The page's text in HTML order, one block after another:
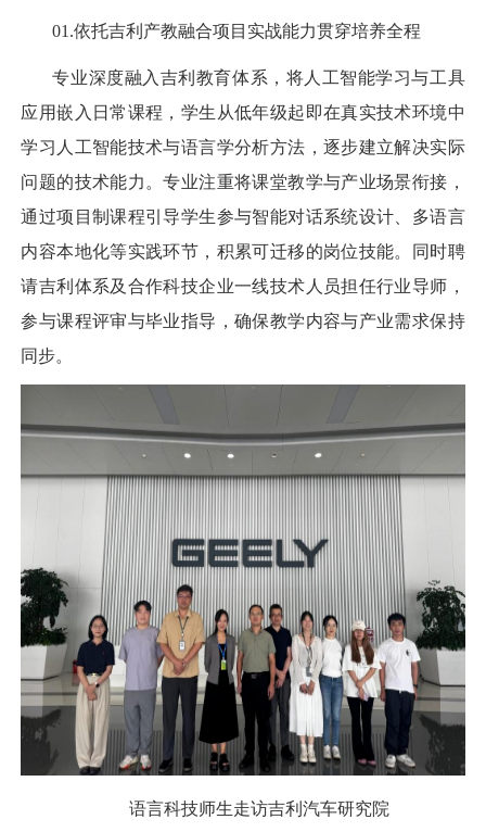
01.依托吉利产教融合项目实战能力贯穿培养全程
专业深度融入吉利教育体系，将人工智能学习与工具
应用嵌入日常课程，学生从低年级起即在真实技术环境中
学习人工智能技术与语言学分析方法，逐步建立解决实际
问题的技术能力。专业注重将课堂教学与产业场景衔接，
通过项目制课程引导学生参与智能对话系统设计、多语言
内容本地化等实践环节，积累可迁移的岗位技能。同时聘
请吉利体系及合作科技企业一线技术人员担任行业导师，
参与课程评审与毕业指导，确保教学内容与产业需求保持
同步。
语言科技师生走访吉利汽车研究院